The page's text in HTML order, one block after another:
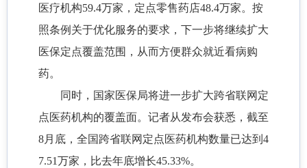
医疗机构59.4万家，定点零售药店48.4万家。按
照条例关于优化服务的要求，下一步将继续扩大
医保定点覆盖范围，从而方便群众就近看病购
药。
同时，国家医保局将进一步扩大跨省联网定
点医药机构的覆盖面。记者从发布会获悉，截至
8月底，全国跨省联网定点医药机构数量已达到4
7.51万家，比去年底增长45.33%。